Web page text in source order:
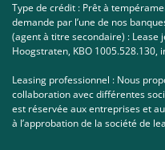
Type de crédit : Prêt à
demande par l’une de nos
(agent à titre secondaire) : Lease
Hoogstraten, KBO 1005.528.130,
Leasing professionnel : Nous
collaboration avec différentes
est réservée aux entreprises et
à l’approbation de la société de